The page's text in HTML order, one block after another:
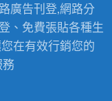
廣告刊登,網路分
、免費張貼各種生
在有效行銷您的
務